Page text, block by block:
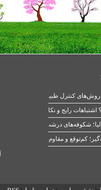
رایج و نکات طلایی
شکوفه‌های درشت در بهار